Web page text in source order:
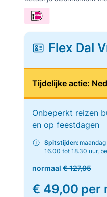
Flex Dal
Tijdelijke actie:
Onbeperkt reizen
en op feestdagen
Spitstijden:
16.00 tot 18.30 uur,
normaal € 127,95
€ 49,00 per